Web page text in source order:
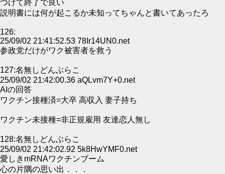
つけて終了で良い
説明書には何が起こるか未知ってちゃんと書いてあったろ
126:
25/09/02 21:41:52.53 78Ir14UN0.net
参政党だけがワク被害者を救う
127:名無しどんぶらこ
25/09/02 21:42:00.36 aQLvm7Y+0.net
AIの回答
ワクチン接種済=大卒 高収入 妻子持ち
ワクチン未接種=非正規雇用 友達恋人無し
128:名無しどんぶらこ
25/09/02 21:42:02.92 5k8HwYMF0.net
愛しきmRNAワクチンブーム
心の片隅の思い出．．．